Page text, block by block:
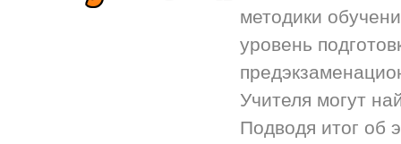
методики
уровень
Учителя могут
Подводя итог об